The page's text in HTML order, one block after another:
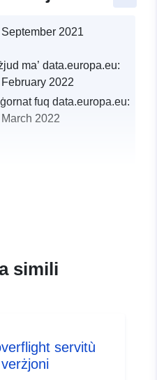
2021
ma’ data.europa.eu:
2022
fuq data.europa.eu:
2022
b370-f33255362fd1
simili
servitù